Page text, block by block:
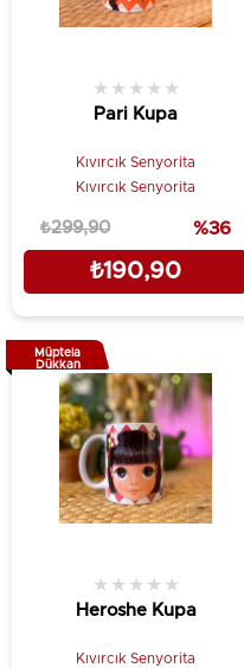
Pari Kupa
★ ★ ★ ★ ★
Kıvırcık Senyorita
Kıvırcık Senyorita
₺190,90
₺299,90 %36
Heroshe Kupa
★ ★ ★ ★ ★
Kıvırcık Senyorita
Müptela
Dükkan